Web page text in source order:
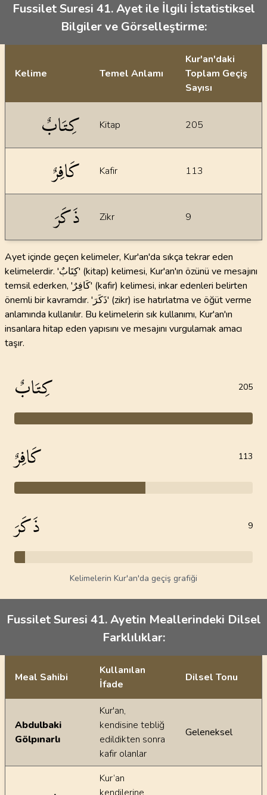
Fussilet Suresi 41. Ayet ile İlgili İstatistiksel
Bilgiler ve Görselleştirme:
Kelime Temel Anlamı
Kur'an'daki
Toplam Geçiş
Sayısı
كِتَابٌ Kitap 205
كَافِرٌ Kafir 113
ذَكَرَ Zikr 9
Ayet içinde geçen kelimeler, Kur'an'da sıkça tekrar eden
kelimelerdir. 'كِتَابٌ' (kitap) kelimesi, Kur'an'ın özünü ve mesajını
temsil ederken, 'كَافِرٌ' (kafir) kelimesi, inkar edenleri belirten
önemli bir kavramdır. 'ذَكَرَ' (zikr) ise hatırlatma ve öğüt verme
anlamında kullanılır. Bu kelimelerin sık kullanımı, Kur'an'ın
insanlara hitap eden yapısını ve mesajını vurgulamak amacı
taşır.
كِتَابٌ 205
كَافِرٌ 113
ذَكَرَ 9
Kelimelerin Kur'an'da geçiş grafiği
Fussilet Suresi 41. Ayetin Meallerindeki Dilsel
Farklılıklar:
Ayetin meallerindeki dilsel farklılıklar
Meal Sahibi
Kullanılan
İfade
Dilsel Tonu
Abdulbaki
Gölpınarlı
Kur'an,
kendisine tebliğ
edildikten sonra
kafir olanlar
Geleneksel
Kur’an